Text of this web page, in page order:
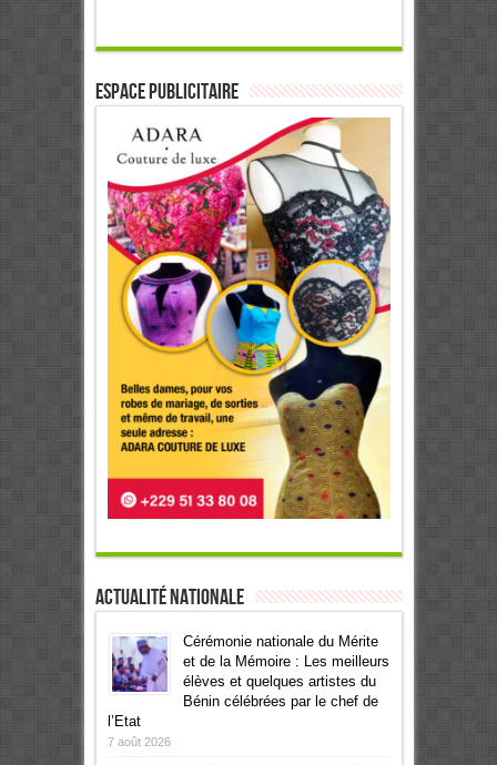
ESPACE PUBLICITAIRE
Actualité Nationale
Cérémonie nationale du Mérite
et de la Mémoire : Les meilleurs
élèves et quelques artistes du
Bénin célébrées par le chef de
l’Etat
7 août 2026